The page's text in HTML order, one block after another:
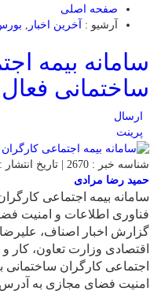
صفحه اصلی
آرشیو :
آخرین اخبار
سامانه بیمه
ساختمانی
ارسال
پرینت
شناسه خبر : 2670 | تاریخ انتشار : 21 آبان 1402 - 10:49 | ارسال توسط :
حمید رضا مرادی
سامانه بیمه اجتماعی
فناوری اطلاعات و امنیت
گزارش اخبار اصناف،
اقتصادی وزارت تعاون، کار
اجتماعی کارگران